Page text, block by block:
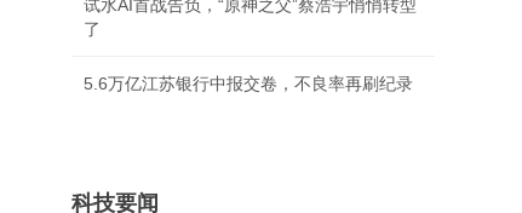
试水AI首战告负，“原神之父”蔡浩宇悄悄转型
了
5.6万亿江苏银行中报交卷，不良率再刷纪录
科技要闻